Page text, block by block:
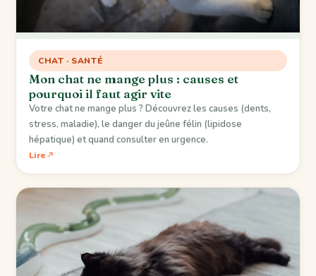
CHAT · SANTÉ
Mon chat ne mange plus : causes et
pourquoi il faut agir vite
Votre chat ne mange plus ? Découvrez les causes (dents,
stress, maladie), le danger du jeûne félin (lipidose
hépatique) et quand consulter en urgence.
Lire